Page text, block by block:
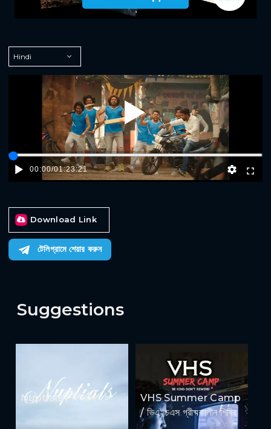
Play
00:00/01:23:21
Download Link
টেলিগ্রামে শেয়ার করুন
Suggestions
Nuptials / নিউজীয়াহ
VHS Summer Camp
/ ভিএইচএস গ্রীষ্মকালীন শিবির